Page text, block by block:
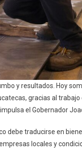
y resultados. Hoy
gracias al
el Gobernador
debe traducirse en
locales y